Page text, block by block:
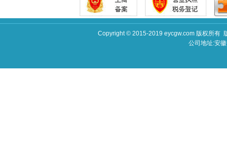
Copyright © 2015-2019 eycgw.com 版权所有
公司地址:安